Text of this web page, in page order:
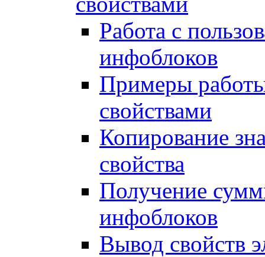
Работа с
инфоблоков
Примеры
свойствами
Копирование
свойства
Получение
инфоблоков
Вывод свойств